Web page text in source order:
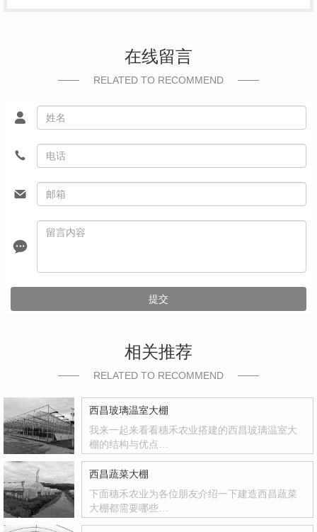
在线留言
RELATED TO RECOMMEND
提交
相关推荐
RELATED TO RECOMMEND
西昌玻璃温室大棚
我来一起来看看穗禾农业搭建的西昌玻璃温室大
棚的结构与优点…
西昌蔬菜大棚
下面穗禾农业为各位朋友介绍一下建造西昌蔬菜
大棚都需要哪些…